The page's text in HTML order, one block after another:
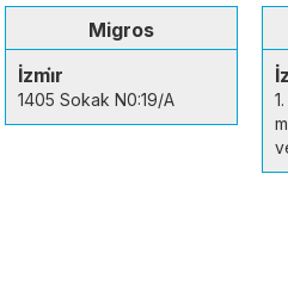
Migros
İzmi̇r
1405 Sokak N0:19/A